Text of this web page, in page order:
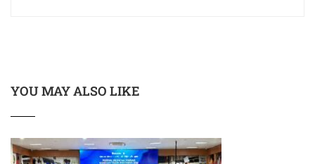
YOU MAY ALSO LIKE